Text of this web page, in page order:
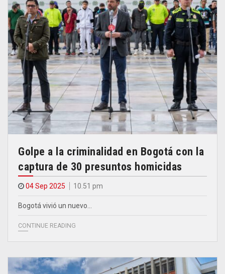
Golpe a la criminalidad en Bogotá con la
captura de 30 presuntos homicidas
04 Sep 2025 10.51 pm
Bogotá vivió un nuevo…
CONTINUE READING